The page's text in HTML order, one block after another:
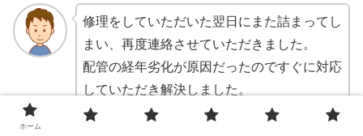
修理をしていただいた翌日にまた詰まってし
まい、再度連絡させていただきました。
配管の経年劣化が原因だったのですぐに対応
していただき解決しました。
連日に渡り対応していただきありがとうござ
ホーム